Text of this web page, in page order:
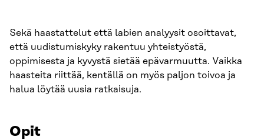
Sekä haastattelut että labien analyysit osoittavat,
että uudistumiskyky rakentuu yhteistyöstä,
oppimisesta ja kyvystä sietää epävarmuutta. Vaikka
haasteita riittää, kentällä on myös paljon toivoa ja
halua löytää uusia ratkaisuja.
Opit